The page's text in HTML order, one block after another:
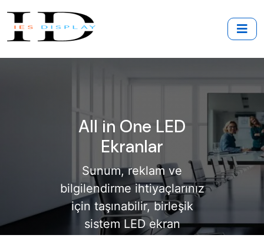
All in One LED
Ekranlar
Sunum, reklam ve
bilgilendirme ihtiyaçlarınız
için taşınabilir, birleşik
sistem LED ekran